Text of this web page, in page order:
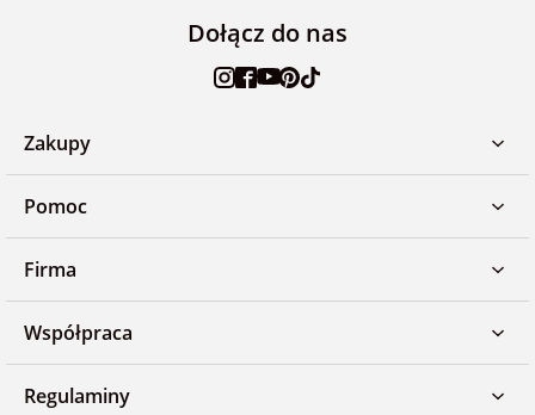
Dołącz do nas
Zakupy
Pomoc
Firma
Współpraca
Regulaminy